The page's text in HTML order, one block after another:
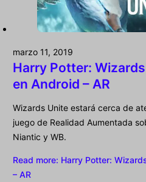
marzo 11, 2019
Harry Potter:
en Android – AR
Wizards Unite estará cerca de
juego de Realidad Aumentada
Niantic y WB.
Read more: Harry Potter:
– AR